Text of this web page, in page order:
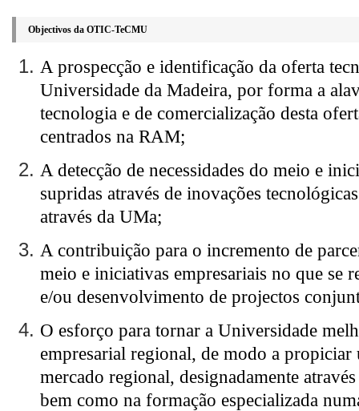
Objectivos da OTIC-TeCMU
A prospecção e identificação da oferta
Universidade da Madeira, por forma a
tecnologia e de comercialização desta
centrados na RAM;
A detecção de necessidades do meio e
supridas através de inovações
através da UMa;
A contribuição para o incremento de
meio e iniciativas empresariais no que se
e/ou desenvolvimento de projectos
O esforço para tornar a Universidade
empresarial regional, de modo a
mercado regional, designadamente
bem como na formação especializada